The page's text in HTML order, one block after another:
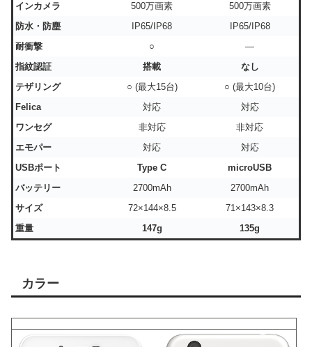
インカメラ
500万画素
500万画素
防水・防塵
IP65/IP68
IP65/IP68
耐衝撃
○
―
指紋認証
搭載
なし
テザリング
○ (最大15台)
○ (最大10台)
Felica
対応
対応
ワンセグ
非対応
非対応
エモパー
対応
対応
USBポート
Type C
microUSB
バッテリー
2700mAh
2700mAh
サイズ
72×144×8.5
71×143×8.3
重量
147g 135g
カラー